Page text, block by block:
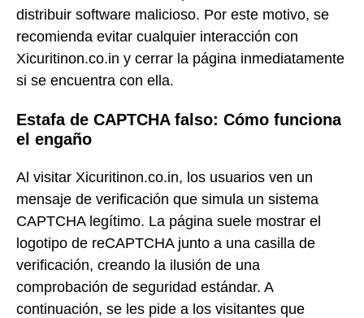
distribuir software malicioso. Por este motivo, se
recomienda evitar cualquier interacción con
Xicuritinon.co.in y cerrar la página inmediatamente
si se encuentra con ella.
Estafa de CAPTCHA falso: Cómo funciona
el engaño
Al visitar Xicuritinon.co.in, los usuarios ven un
mensaje de verificación que simula un sistema
CAPTCHA legítimo. La página suele mostrar el
logotipo de reCAPTCHA junto a una casilla de
verificación, creando la ilusión de una
comprobación de seguridad estándar. A
continuación, se les pide a los visitantes que